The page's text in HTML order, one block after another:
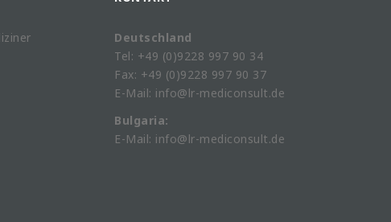
Deutschland
Tel: +49 (0)9228 997 90 34
Fax: +49 (0)9228 997 90 37
E-Mail: info@lr-mediconsult.de
Bulgaria:
E-Mail: info@lr-mediconsult.de